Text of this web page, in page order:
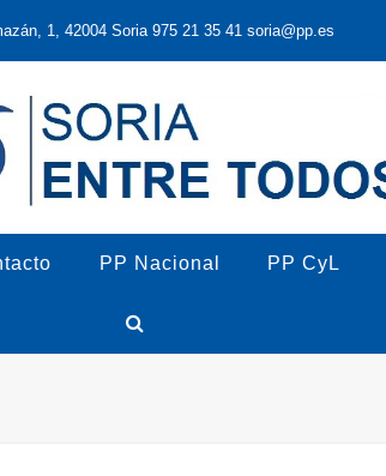
1, 42004 Soria 975 21 35 41 soria@pp.es
PP Nacional PP CyL